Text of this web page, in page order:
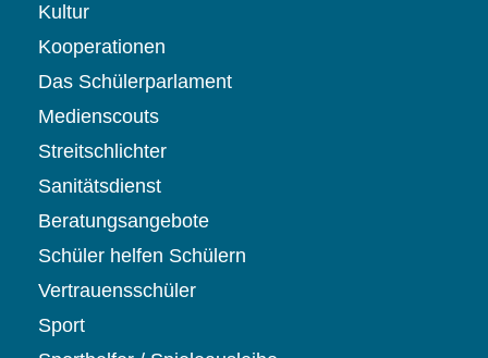
Kultur
Kooperationen
Das Schülerparlament
Medienscouts
Streitschlichter
Sanitätsdienst
Beratungsangebote
Schüler helfen Schülern
Vertrauensschüler
Sport